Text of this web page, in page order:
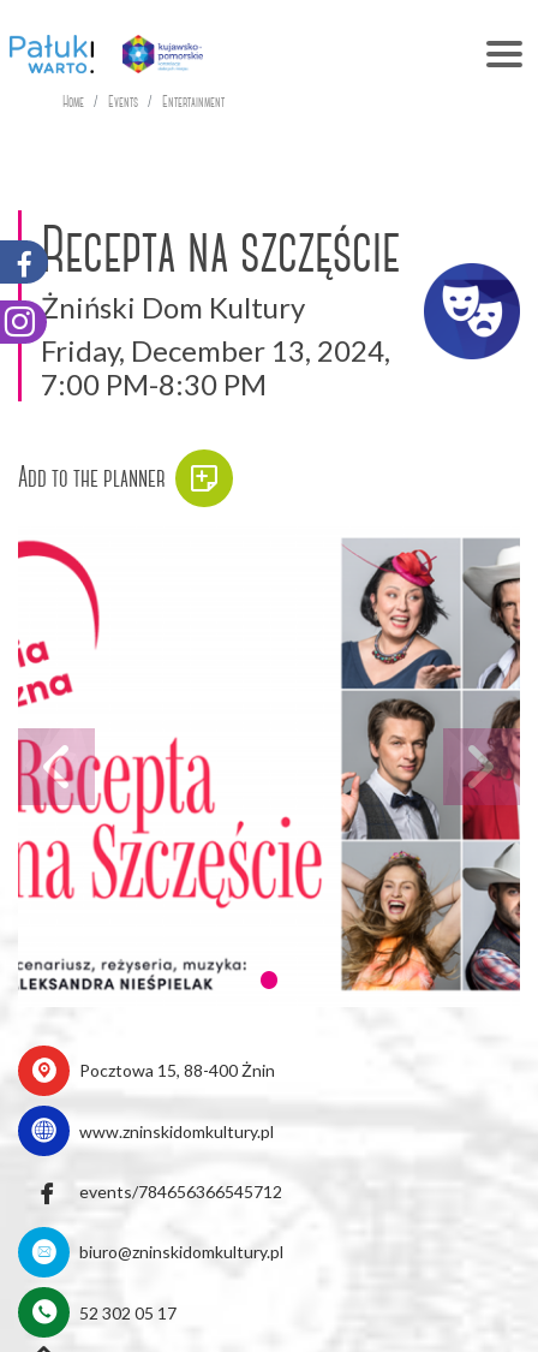
Home Events Entertainment
Recepta na szczęście
Żniński Dom Kultury
Friday, December 13, 2024,
7:00 PM-8:30 PM
Add to the planner
Pocztowa 15, 88-400 Żnin
www.zninskidomkultury.pl
events/784656366545712
biuro@zninskidomkultury.pl
52 302 05 17